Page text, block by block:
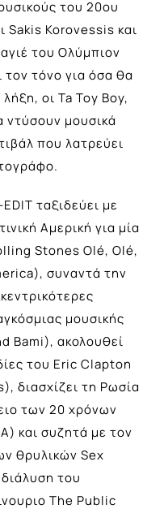
του 20ου
Sakis Korovessis και
του Ολύμπιον
τόνο για όσα θα
οι Ta Toy Boy,
ντύσουν μουσικά
που λατρεύει
ταξιδεύει με
Αμερική για μία
Stones Olé, Olé,
συναντά την
μουσικής
Bami), ακολουθεί
του Eric Clapton
διασχίζει τη Ρωσία
των 20 χρόνων
και συζητά με τον
θρυλικών Sex
του
The Public